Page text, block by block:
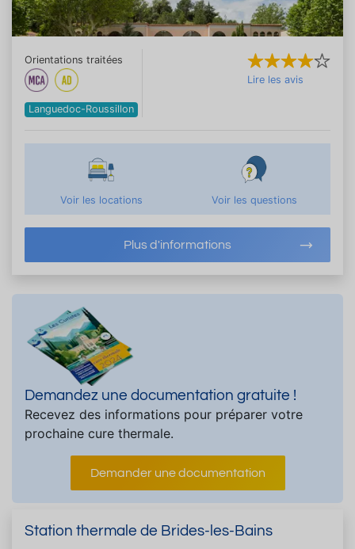
Orientations traitées
Languedoc-Roussillon
Lire les avis
Voir les locations Voir les questions
Plus d'informations
Demandez une documentation gratuite !
Recevez des informations pour préparer votre
prochaine cure thermale.
Demander une documentation
Station thermale de Brides-les-Bains